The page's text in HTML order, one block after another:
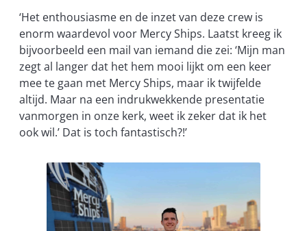
‘Het enthousiasme en de inzet van deze crew is
enorm waardevol voor Mercy Ships. Laatst kreeg ik
bijvoorbeeld een mail van iemand die zei: ‘Mijn man
zegt al langer dat het hem mooi lijkt om een keer
mee te gaan met Mercy Ships, maar ik twijfelde
altijd. Maar na een indrukwekkende presentatie
vanmorgen in onze kerk, weet ik zeker dat ik het
ook wil.’ Dat is toch fantastisch?!’